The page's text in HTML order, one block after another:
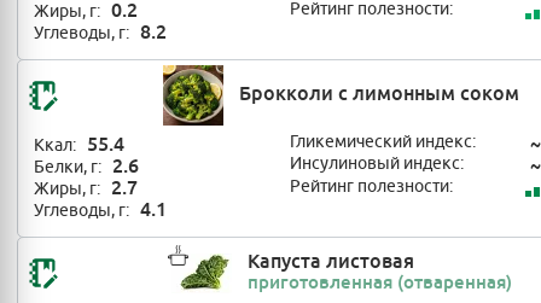
Жиры, г: 0.2
Углеводы, г: 8.2
Рейтинг полезности:
Брокколи с лимонным соком
Ккал: 55.4
Белки, г: 2.6
Жиры, г: 2.7
Углеводы, г: 4.1
Гликемический индекс: ~
Инсулиновый индекс: ~
Рейтинг полезности:
Капуста листовая
приготовленная (отваренная)